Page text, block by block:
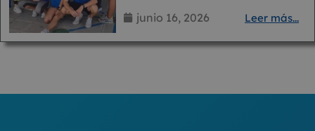
junio 16, 2026 Leer más...